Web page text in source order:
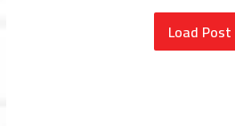
Load Post